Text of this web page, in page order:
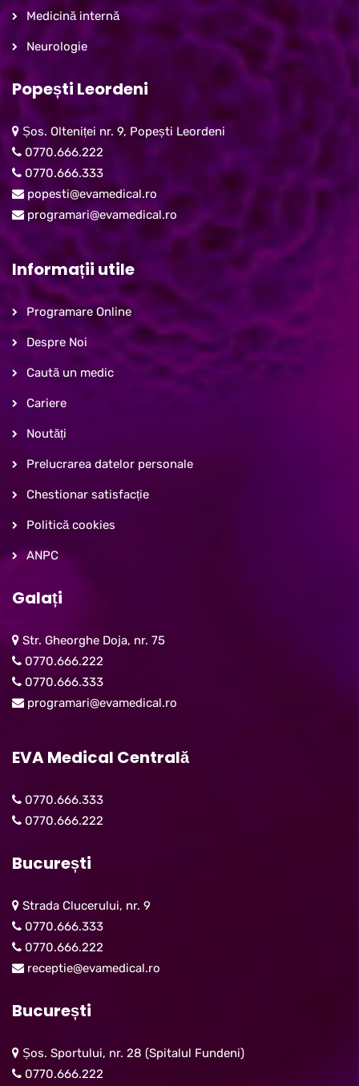
Medicină internă
Neurologie
Popești Leordeni
Șos. Olteniței nr. 9, Popești Leordeni
0770.666.222
0770.666.333
popesti@evamedical.ro
programari@evamedical.ro
Informații utile
Programare Online
Despre Noi
Caută un medic
Cariere
Noutăți
Prelucrarea datelor personale
Chestionar satisfacție
Politică cookies
ANPC
Galați
Str. Gheorghe Doja, nr. 75
0770.666.222
0770.666.333
programari@evamedical.ro
EVA Medical Centrală
0770.666.333
0770.666.222
București
Strada Clucerului, nr. 9
0770.666.333
0770.666.222
receptie@evamedical.ro
București
Șos. Sportului, nr. 28 (Spitalul Fundeni)
0770.666.222